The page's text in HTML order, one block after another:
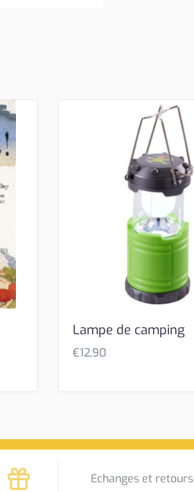
Lampe de camping
€12,90
Echanges et retours